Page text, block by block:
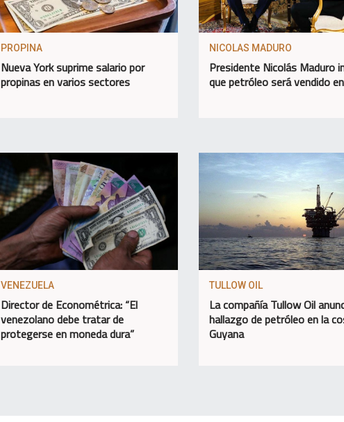
PROPINA
Nueva York suprime salario por
propinas en varios sectores
NICOLAS MADURO
Presidente Nicolás Maduro
que petróleo será vendido
VENEZUELA
Director de Econométrica: “El
venezolano debe tratar de
protegerse en moneda dura”
TULLOW OIL
La compañía Tullow Oil
hallazgo de petróleo en la
Guyana